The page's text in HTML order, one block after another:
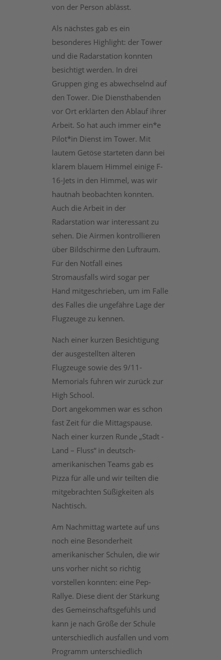
von der Person ablässt.
Als nächstes gab es ein
besonderes Highlight: der Tower
und die Radarstation konnten
besichtigt werden. In drei
Gruppen ging es abwechselnd auf
den Tower. Die Diensthabenden
vor Ort erklärten den Ablauf ihrer
Arbeit. So hat auch immer ein*e
Pilot*in Dienst im Tower. Mit
lautem Getöse starteten dann bei
klarem blauem Himmel einige F-
16-Jets in den Himmel, was wir
hautnah beobachten konnten.
Auch die Arbeit in der
Radarstation war interessant zu
sehen. Die Airmen kontrollieren
über Bildschirme den Luftraum.
Für den Notfall eines
Stromausfalls wird sogar per
Hand mitgeschrieben, um im Falle
des Falles die ungefähre Lage der
Flugzeuge zu kennen.
Nach einer kurzen Besichtigung
der ausgestellten älteren
Flugzeuge sowie des 9/11-
Memorials fuhren wir zurück zur
High School.
Dort angekommen war es schon
fast Zeit für die Mittagspause.
Nach einer kurzen Runde „Stadt -
Land – Fluss“ in deutsch-
amerikanischen Teams gab es
Pizza für alle und wir teilten die
mitgebrachten Süßigkeiten als
Nachtisch.
Am Nachmittag wartete auf uns
noch eine Besonderheit
amerikanischer Schulen, die wir
uns vorher nicht so richtig
vorstellen konnten: eine Pep-
Rallye. Diese dient der Stärkung
des Gemeinschaftsgefühls und
kann je nach Größe der Schule
unterschiedlich ausfallen und vom
Programm unterschiedlich